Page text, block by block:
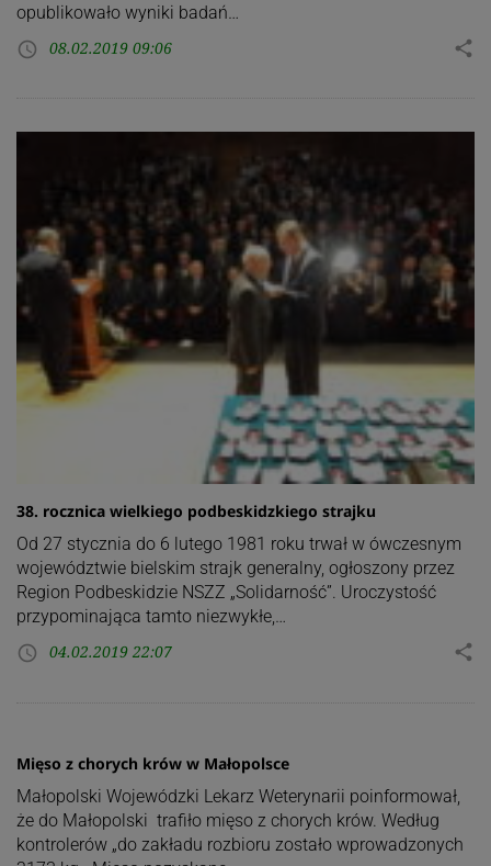
opublikowało wyniki badań…
access_time 08.02.2019 09:06 share
38. rocznica wielkiego podbeskidzkiego strajku
Od 27 stycznia do 6 lutego 1981 roku trwał w ówczesnym
województwie bielskim strajk generalny, ogłoszony przez
Region Podbeskidzie NSZZ „Solidarność”. Uroczystość
przypominająca tamto niezwykłe,…
access_time 04.02.2019 22:07 share
Mięso z chorych krów w Małopolsce
Małopolski Wojewódzki Lekarz Weterynarii poinformował,
że do Małopolski trafiło mięso z chorych krów. Według
kontrolerów „do zakładu rozbioru zostało wprowadzonych